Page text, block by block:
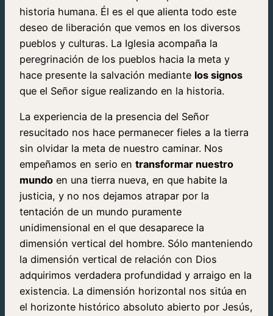
historia humana. Él es el que alienta todo este
deseo de liberación que vemos en los diversos
pueblos y culturas. La Iglesia acompaña la
peregrinación de los pueblos hacia la meta y
hace presente la salvación mediante los signos
que el Señor sigue realizando en la historia.
La experiencia de la presencia del Señor
resucitado nos hace permanecer fieles a la tierra
sin olvidar la meta de nuestro caminar. Nos
empeñamos en serio en transformar nuestro
mundo en una tierra nueva, en que habite la
justicia, y no nos dejamos atrapar por la
tentación de un mundo puramente
unidimensional en el que desaparece la
dimensión vertical del hombre. Sólo manteniendo
la dimensión vertical de relación con Dios
adquirimos verdadera profundidad y arraigo en la
existencia. La dimensión horizontal nos sitúa en
el horizonte histórico absoluto abierto por Jesús,